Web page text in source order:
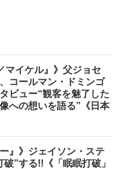
マイケル』》父ジョセ
コールマン・ドミンゴ
ビュー“観客を魅了した
への想いを語る”《日本
』》ジェイソン・ステ
”する!!《「眠眠打破」